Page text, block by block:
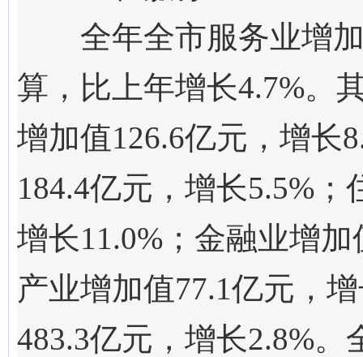
全年全市服务业增
算，比上年增长4.7%。
增加值126.6亿元， 增长
184.4亿元，增长5.5%；
增长11.0%；金融业增加
产业增加值77.1亿元，
483.3亿元，增长2.8%。